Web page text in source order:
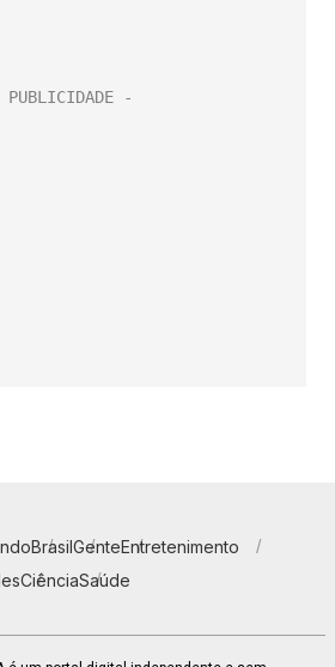
BrasilGenteEntretenimento
CiênciaSaúde